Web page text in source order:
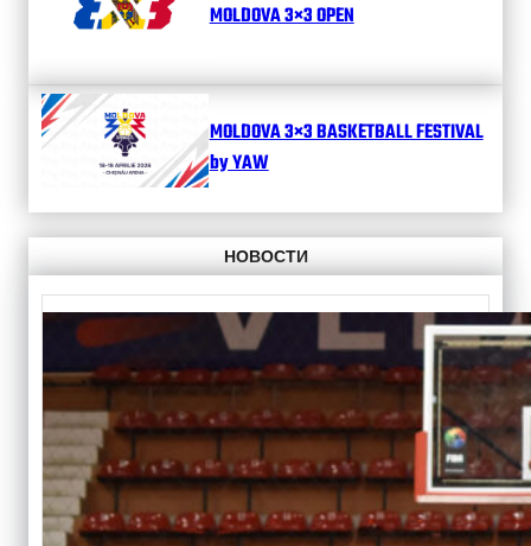
MOLDOVA 3×3 OPEN
MOLDOVA 3×3 BASKETBALL FESTIVAL
by YAW
НОВОСТИ